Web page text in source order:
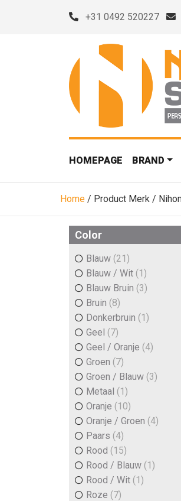
+31 0492 520227
HOMEPAGE BRAND
Home / Product Merk /
Color
Blauw (21)
Blauw / Wit (1)
Blauw Bruin (3)
Bruin (8)
Donkerbruin (1)
Geel (7)
Geel / Oranje (4)
Groen (7)
Groen / Blauw (3)
Metaal (1)
Oranje (10)
Oranje / Groen (4)
Paars (4)
Rood (15)
Rood / Blauw (1)
Rood / Wit (1)
Roze (7)